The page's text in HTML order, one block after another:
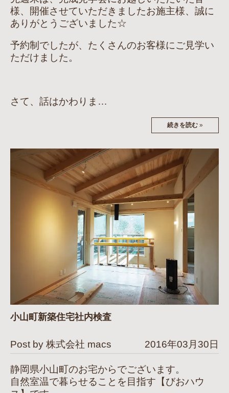
様、開催させていただきましたお施主様、誠に
ありがとうございました☆
予約制でしたが、たくさんのお客様にご見学い
ただけました。
さて、話はかわりま…
続きを読む »
小山町新築住宅社内検査
Post by 株式会社 macs 2016年03月30日
静岡県小山町のお宅からでございます。
自然室温で暮らせることを目指す【びおハウ